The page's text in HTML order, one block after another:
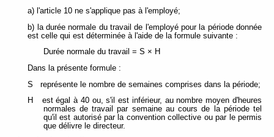
a) l'article 10 ne s'applique pas à l'employé;
b) la durée normale du travail de l'employé pour la période donnée
est celle qui est déterminée à l'aide de la formule suivante :
Durée normale du travail = S × H
Dans la présente formule :
S représente le nombre de semaines comprises dans la période;
H est égal à 40 ou, s'il est inférieur, au nombre moyen d'heures
normales de travail par semaine au cours de la période tel
qu'il est autorisé par la convention collective ou par le permis
que délivre le directeur.